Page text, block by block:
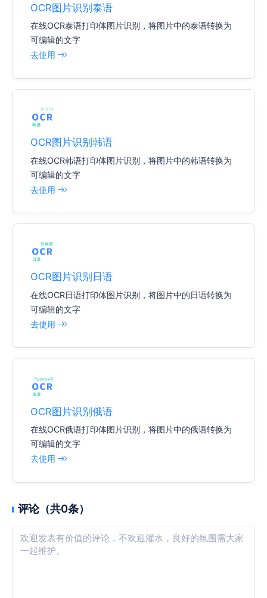
OCR图片识别泰语
在线OCR泰语打印体图片识别，将图片中的泰语转换为
可编辑的文字
去使用
OCR图片识别韩语
在线OCR韩语打印体图片识别，将图片中的韩语转换为
可编辑的文字
去使用
OCR图片识别日语
在线OCR日语打印体图片识别，将图片中的日语转换为
可编辑的文字
去使用
OCR图片识别俄语
在线OCR俄语打印体图片识别，将图片中的俄语转换为
可编辑的文字
去使用
评论（共0条）